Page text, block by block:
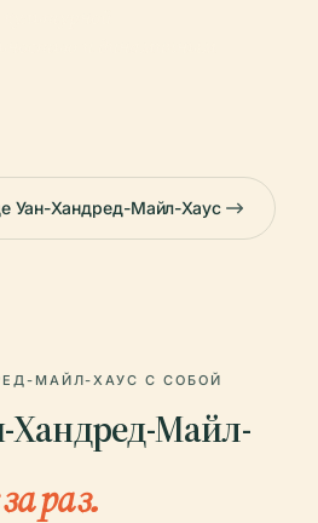
Уан-Хандред-Майл-Хаус
МАЙЛ-ХАУС С СОБОЙ
Хандред-Майл-
раз.